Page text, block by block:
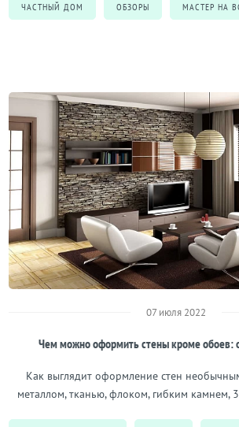
ЧАСТНЫЙ ДОМ ОБЗОРЫ МАСТЕР НА
07 июля 2022
Чем можно оформить стены кроме обоев:
Как выглядит оформление стен
металлом, тканью, флоком, гибким камнем,